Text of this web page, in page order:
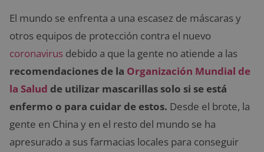
El mundo se enfrenta a una escasez de máscaras y
otros equipos de protección contra el nuevo
coronavirus debido a que la gente no atiende a las
recomendaciones de la Organización Mundial de
la Salud de utilizar mascarillas solo si se está
enfermo o para cuidar de estos. Desde el brote, la
gente en China y en el resto del mundo se ha
apresurado a sus farmacias locales para conseguir